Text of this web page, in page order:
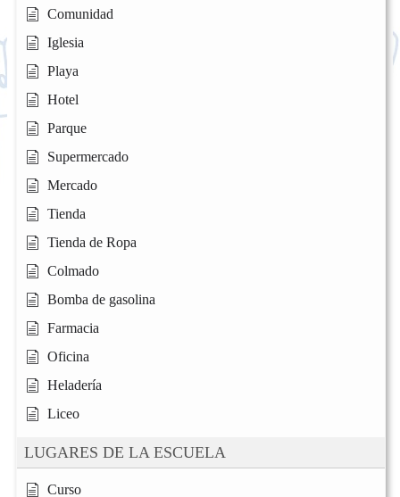
Comunidad
Iglesia
Playa
Hotel
Parque
Supermercado
Mercado
Tienda
Tienda de Ropa
Colmado
Bomba de gasolina
Farmacia
Oficina
Heladería
Liceo
LUGARES DE LA ESCUELA
Curso